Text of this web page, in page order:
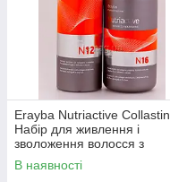
Erayba Nutriactive Collastin
Набір для живлення і
зволоження волосся з
колагеном і еластином №1
Набір Medium
В наявності